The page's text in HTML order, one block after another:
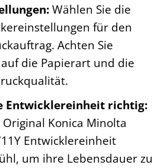
Wählen Sie die
für den
Achten Sie
die Papierart und die
Entwicklereinheit richtig:
Original Konica Minolta
Entwicklereinheit
um ihre Lebensdauer zu